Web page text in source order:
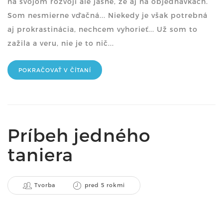
Som nesmierne vďačná... Niekedy je však potrebná
aj prokrastinácia, nechcem vyhorieť... Už som to
zažila a veru, nie je to nič...
POKRAČOVAŤ V ČÍTANÍ
Príbeh jedného
taniera
Tvorba pred 5 rokmi